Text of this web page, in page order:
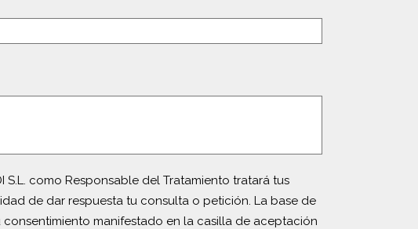
S.L. como Responsable del Tratamiento tratará tus
de dar respuesta tu consulta o petición. La base de
consentimiento manifestado en la casilla de aceptación